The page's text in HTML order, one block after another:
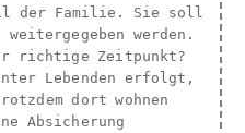
der Familie. Sie soll
werden.
richtige Zeitpunkt?
Lebenden erfolgt,
dort wohnen
Absicherung